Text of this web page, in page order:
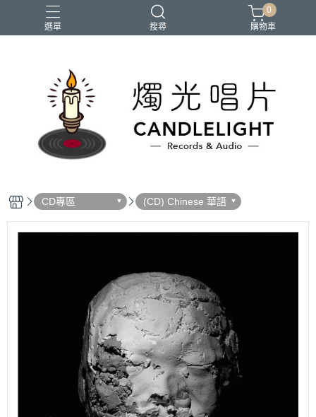
選單 搜尋
2026大港開唱 聖誕節 鏈鋸人蕾潔篇 黑潮好針
0
購物車
CD專區 (CD) Chinese 華語